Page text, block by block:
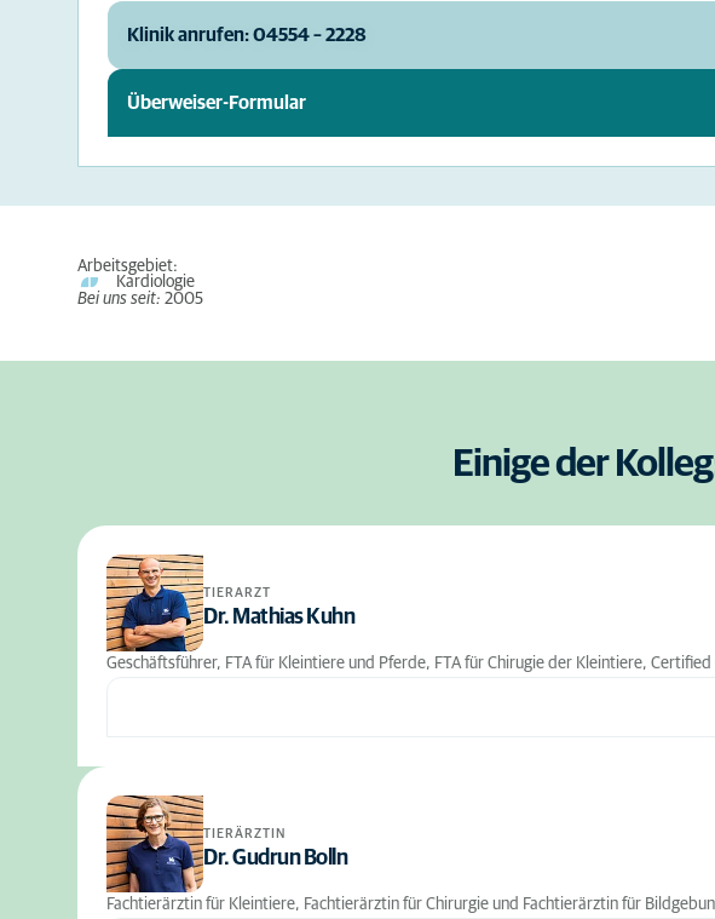
Klinik anrufen: 04554 – 2228
Überweiser-Formular
Arbeitsgebiet:
Kardiologie
Bei uns seit: 2005
Einige der
TIERARZT
Dr. Mathias Kuhn
Geschäftsführer, FTA für Kleintiere und Pferde, FTA für Chirugie der Kleintiere, Certified
TIERÄRZTIN
Dr. Gudrun Bolln
Fachtierärztin für Kleintiere, Fachtierärztin für Chirurgie und Fachtierärztin für